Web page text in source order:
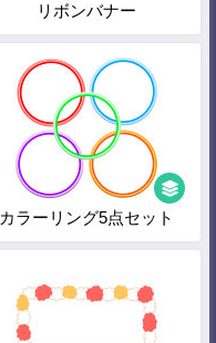
リボンバナー
カラーリング5点セット